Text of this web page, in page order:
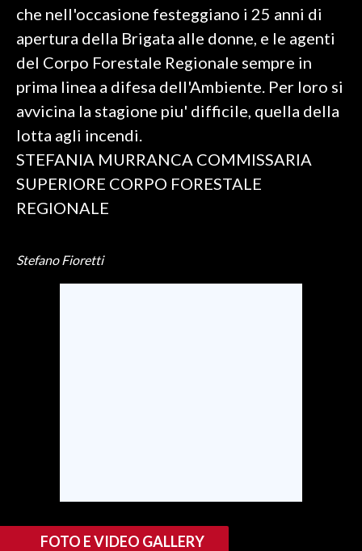
GOSSIP
SALUTE
SARDEGNA TURISMO
SARDI NEL MONDO
NOTIZIE
STORE
che nell'occasione festeggiano i 25 anni di
apertura della Brigata alle donne, e le agenti
del Corpo Forestale Regionale sempre in
prima linea a difesa dell'Ambiente. Per loro si
avvicina la stagione piu' difficile, quella della
lotta agli incendi.
STEFANIA MURRANCA COMMISSARIA
SUPERIORE CORPO FORESTALE
REGIONALE
Stefano Fioretti
FOTO E VIDEO GALLERY